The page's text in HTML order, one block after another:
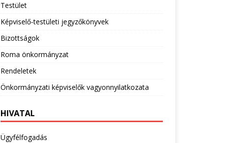
Testület
Képviselő-testületi jegyzőkönyvek
Bizottságok
Roma önkormányzat
Rendeletek
Önkormányzati képviselők vagyonnyilatkozata
HIVATAL
Ügyfélfogadás